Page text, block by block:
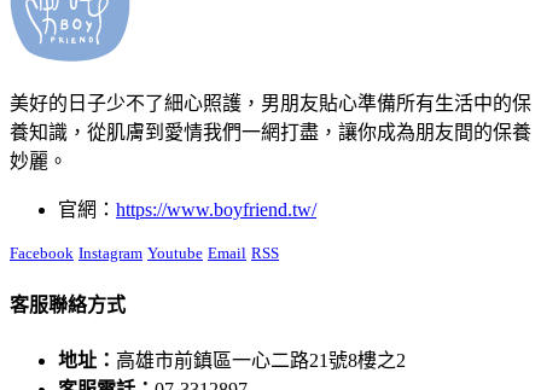
美好的日子少不了細心照護，男朋友貼心準備所有生活中的保
養知識，從肌膚到愛情我們一網打盡，讓你成為朋友間的保養
妙麗。
官網： https://www.boyfriend.tw/
Facebook Instagram Youtube Email RSS
客服聯絡方式
地址： 高雄市前鎮區一心二路21號8樓之2